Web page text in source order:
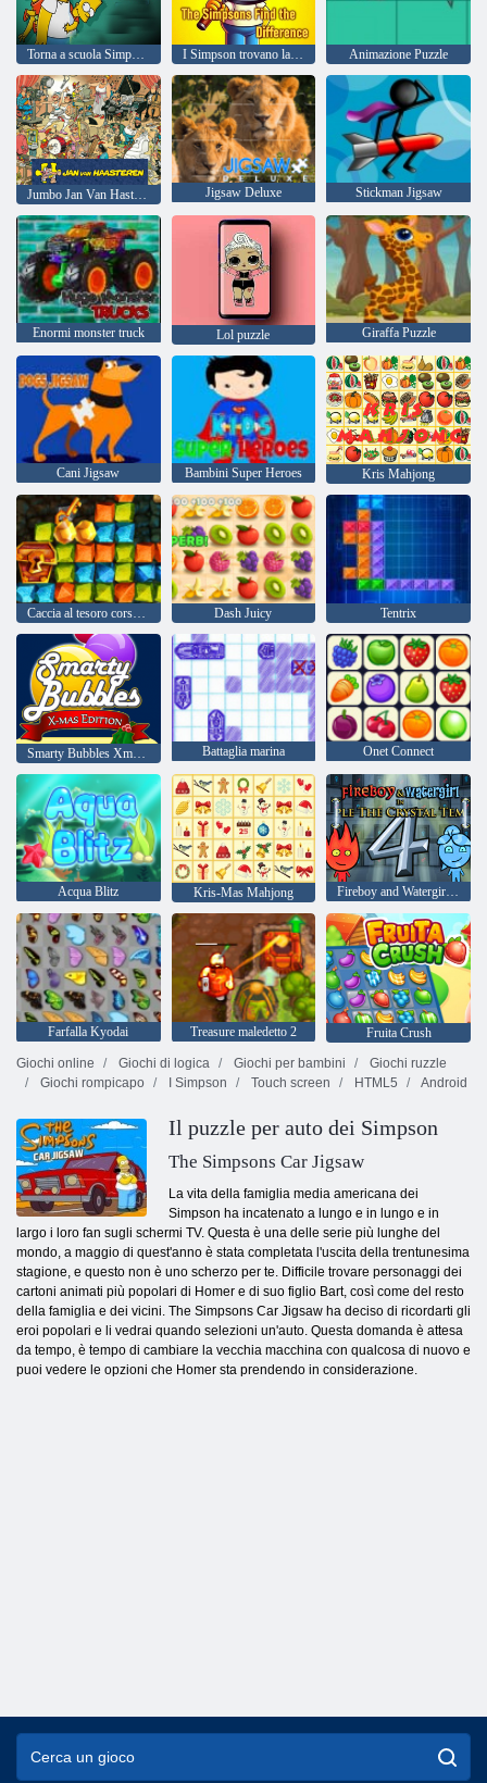
Torna a scuola Simpsons Coloring Book I Simpson trovano la differenza Animazione Puzzle
Jigsaw Deluxe Stickman Jigsaw
Enormi monster truck Lol puzzle Giraffa Puzzle
Cani Jigsaw Bambini Super Heroes Kris Mahjong
Caccia al tesoro corsa all'oro Dash Juicy Tentrix
Battaglia marina Onet Connect
Acqua Blitz Kris-Mas Mahjong Fireboy and Watergirl 4: Tempio di Cristallo
Farfalla Kyodai Treasure maledetto 2
Fruita Crush
Giochi online
Giochi di logica Giochi per bambini
Giochi ruzzle
Giochi rompicapo
I Simpson Touch screen HTML5 Android
Il puzzle per auto dei Simpson
The Simpsons Car Jigsaw
La vita della famiglia media americana dei
Simpson ha incatenato a lungo e in lungo e in
largo i loro fan sugli schermi TV. Questa è una delle serie più lunghe del
mondo, a maggio di quest'anno è stata completata l'uscita della trentunesima
stagione, e questo non è uno scherzo per te. Difficile trovare personaggi dei
cartoni animati più popolari di Homer e di suo figlio Bart, così come del resto
della famiglia e dei vicini. The Simpsons Car Jigsaw ha deciso di ricordarti gli
eroi popolari e li vedrai quando selezioni un'auto. Questa domanda è attesa
da tempo, è tempo di cambiare la vecchia macchina con qualcosa di nuovo e
puoi vedere le opzioni che Homer sta prendendo in considerazione.